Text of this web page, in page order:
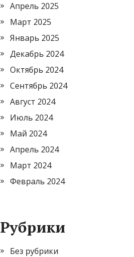
Апрель 2025
Март 2025
Январь 2025
Декабрь 2024
Октябрь 2024
Сентябрь 2024
Август 2024
Июль 2024
Май 2024
Апрель 2024
Март 2024
Февраль 2024
Рубрики
Без рубрики